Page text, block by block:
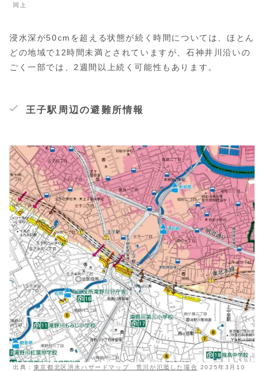
同上
浸水深が50cmを超える状態が続く時間については、ほとん
どの地域で12時間未満とされていますが、石神井川沿いの
ごく一部では、2週間以上続く可能性もあります。
王子駅周辺の避難所情報
出典： 東京都北区洪水ハザードマップ 荒川が氾濫した場合 2025年3月10